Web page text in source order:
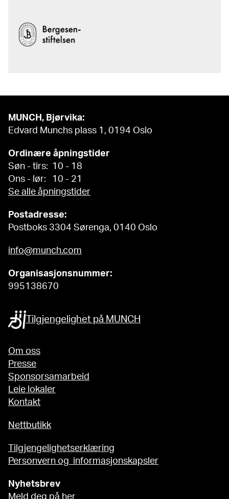
MUNCH, Bjørvika:
Edvard Munchs plass 1, 0194 Oslo
Ordinære åpningstider
Søn - tirs: 10 - 18
Ons - lør: 10 - 21
Se alle åpningstider
Postadresse:
Postboks 3304 Sørenga, 0140 Oslo
info@munch.com
Organisasjonsnummer:
995138670
Tilgjengelighet på MUNCH
Om oss
Presse
Sponsorsamarbeid
Leie lokaler
Kontakt
Nettbutikk
Tilgjengelighetserklæring
Personvern og informasjonskapsler
Nyhetsbrev
Meld deg på her